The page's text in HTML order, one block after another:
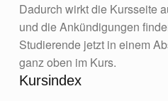
Dadurch wirkt die Kursseite
und die Ankündigungen
Studierende jetzt in einem
ganz oben im Kurs.
Kursindex